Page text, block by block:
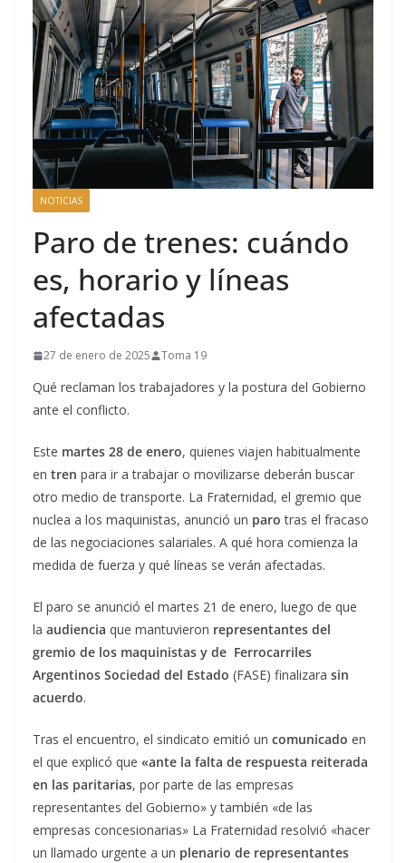
NOTICIAS
Paro de trenes: cuándo
es, horario y líneas
afectadas
27 de enero de 2025 Toma 19
Qué reclaman los trabajadores y la postura del Gobierno
ante el conflicto.
Este martes 28 de enero, quienes viajen habitualmente
en tren para ir a trabajar o movilizarse deberán buscar
otro medio de transporte. La Fraternidad, el gremio que
nuclea a los maquinistas, anunció un parotras el fracaso
de las negociaciones salariales. A qué hora comienza la
medida de fuerza y qué líneas se verán afectadas.
El paro se anunció el martes 21 de enero, luego de que
la audiencia que mantuvieron representantes del
gremio de los maquinistas y de Ferrocarriles
Argentinos Sociedad del Estado (FASE) finalizara sin
acuerdo.
Tras el encuentro, el sindicato emitió un comunicado en
el que explicó que «ante la falta de respuesta reiterada
en las paritarias, por parte de las empresas
representantes del Gobierno» y también «de las
empresas concesionarias» La Fraternidad resolvió «hacer
un llamado urgente a un plenario de representantes